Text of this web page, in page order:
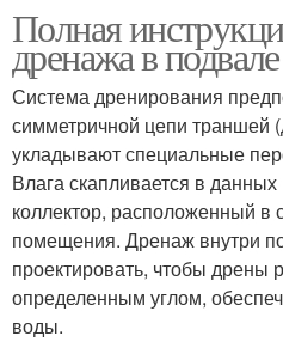
Полная
дренажа в
Система дренирования
симметричной цепи траншей
укладывают специальные
Влага скапливается в данных
коллектор, расположенный в
помещения. Дренаж внутри
проектировать, чтобы дрены
определенным углом,
воды.